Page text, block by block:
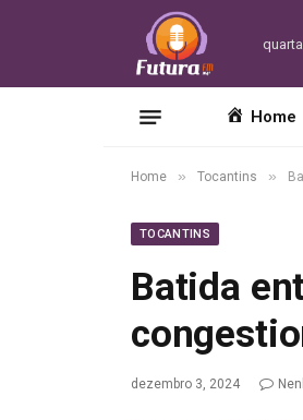
Home
Home » Tocantins »
TOCANTINS
Batida
dezembro 3, 2024